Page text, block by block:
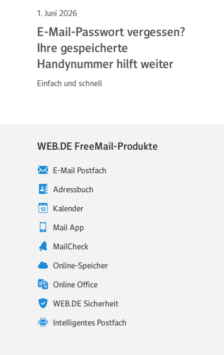
1. Juni 2026
E-Mail-Passwort vergessen?
Ihre gespeicherte
Handynummer hilft weiter
Einfach und schnell
WEB.DE FreeMail-Produkte
E-Mail Postfach
Adressbuch
Kalender
Mail App
MailCheck
Online-Speicher
Online Office
WEB.DE Sicherheit
Intelligentes Postfach